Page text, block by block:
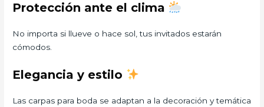
Protección ante el clima
No importa si llueve o hace sol, tus invitados estarán
cómodos.
Elegancia y estilo
Las carpas para boda se adaptan a la decoración y temática